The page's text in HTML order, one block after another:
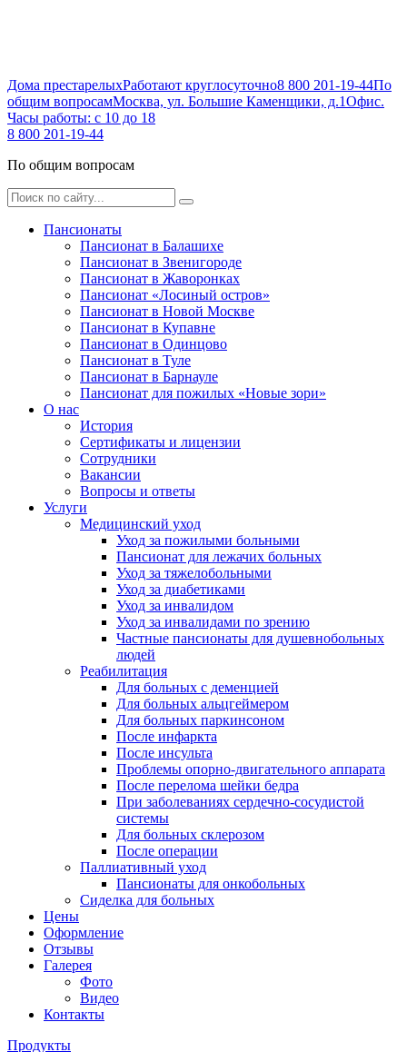
Дома престарелыхРаботают круглосуточно8 800 201-19-44По
общим вопросамМосква, ул. Большие Каменщики, д.1Офис.
Часы работы: с 10 до 18
8 800 201-19-44
По общим вопросам
Пансионаты
Пансионат в Балашихе
Пансионат в Звенигороде
Пансионат в Жаворонках
Пансионат «Лосиный остров»
Пансионат в Новой Москве
Пансионат в Купавне
Пансионат в Одинцово
Пансионат в Туле
Пансионат в Барнауле
Пансионат для пожилых «Новые зори»
О нас
История
Сертификаты и лицензии
Сотрудники
Вакансии
Вопросы и ответы
Услуги
Медицинский уход
Уход за пожилыми больными
Пансионат для лежачих больных
Уход за тяжелобольными
Уход за диабетиками
Уход за инвалидом
Уход за инвалидами по зрению
Частные пансионаты для душевнобольных
людей
Реабилитация
Для больных с деменцией
Для больных альцгеймером
Для больных паркинсоном
После инфаркта
После инсульта
Проблемы опорно-двигательного аппарата
После перелома шейки бедра
При заболеваниях сердечно-сосудистой
системы
Для больных склерозом
После операции
Паллиативный уход
Пансионаты для онкобольных
Сиделка для больных
Цены
Оформление
Отзывы
Галерея
Фото
Видео
Контакты
Продукты